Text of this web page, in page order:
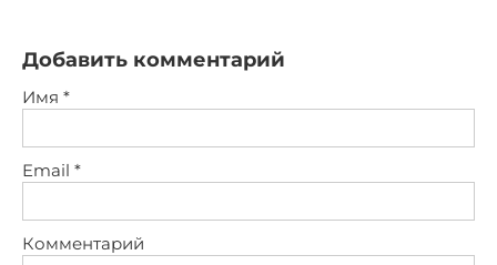
Добавить комментарий
Имя *
Email *
Комментарий